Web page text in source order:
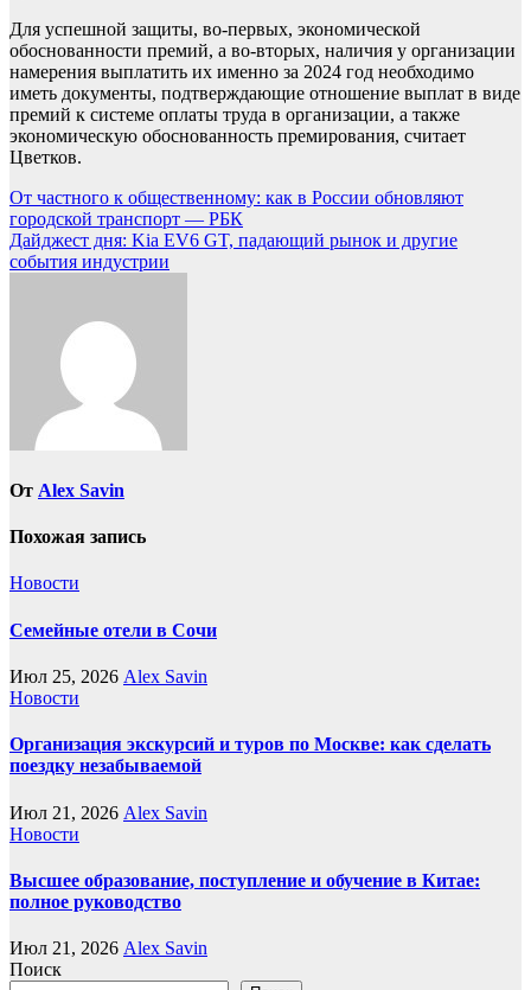
Для успешной защиты, во-первых, экономической
обоснованности премий, а во-вторых, наличия у организации
намерения выплатить их именно за 2024 год необходимо
иметь документы, подтверждающие отношение выплат в виде
премий к системе оплаты труда в организации, а также
экономическую обоснованность премирования, считает
Цветков.
Навигация
по
записям
От частного к общественному: как в России обновляют
городской транспорт — РБК
Дайджест дня: Kia EV6 GT, падающий рынок и другие
события индустрии
От Alex Savin
Похожая запись
Новости
Семейные отели в Сочи
Июл 25, 2026 Alex Savin
Новости
Организация экскурсий и туров по Москве: как сделать
поездку незабываемой
Июл 21, 2026 Alex Savin
Новости
Высшее образование, поступление и обучение в Китае:
полное руководство
Июл 21, 2026 Alex Savin
Поиск